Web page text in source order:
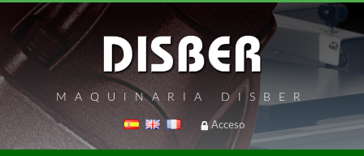
MAQUINARIA DISBER
Acceso